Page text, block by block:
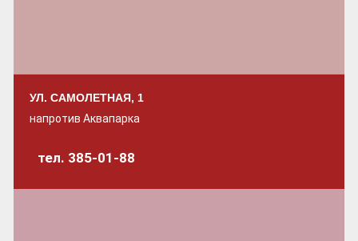
УЛ. САМОЛЕТНАЯ, 1
напротив Аквапарка
тел. 385-01-88